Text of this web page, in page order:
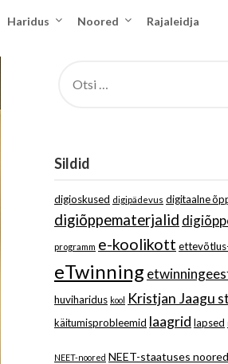
Haridus Noored Rajaleidja
Sildid
digioskused digipädevus digitaalne
digiõppematerjalid
programm e-koolikott
eTwinning
huviharidus kool Kristjan Jaagu
käitumisprobleemid laagrid lapsed
NEET-noored NEET-staatuses noored